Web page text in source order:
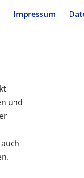
Impressum
und